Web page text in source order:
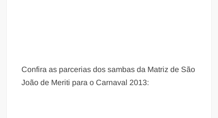
Confira as parcerias dos sambas da Matriz de São
João de Meriti para o Carnaval 2013: